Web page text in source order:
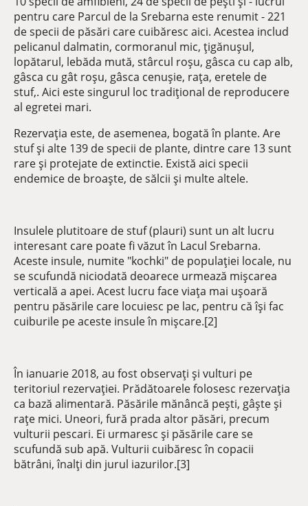
pentru care Parcul de la Srebarna este renumit - 221
de specii de păsări care cuibăresc aici. Acestea includ
pelicanul dalmatin, cormoranul mic, țigănușul,
lopătarul, lebăda mută, stârcul roșu, gâsca cu cap alb,
gâsca cu gât roșu, gâsca cenușie, rața, eretele de
stuf,. Aici este singurul loc tradițional de reproducere
al egretei mari.
Rezervația este, de asemenea, bogată în plante. Are
stuf și alte 139 de specii de plante, dintre care 13 sunt
rare și protejate de extinctie. Există aici specii
endemice de broaște, de sălcii și multe altele.
Insulele plutitoare de stuf (plauri) sunt un alt lucru
interesant care poate fi văzut în Lacul Srebarna.
Aceste insule, numite "kochki" de populației locale, nu
se scufundă niciodată deoarece urmează mișcarea
verticală a apei. Acest lucru face viața mai ușoară
pentru păsările care locuiesc pe lac, pentru că își fac
cuiburile pe aceste insule în mișcare.[2]
În ianuarie 2018, au fost observați și vulturi pe
teritoriul rezervației. Prădătoarele folosesc rezervația
ca bază alimentară. Păsările mănâncă pești, gâște și
rațe mici. Uneori, fură prada altor păsări, precum
vulturii pescari. Ei urmaresc și păsările care se
scufundă sub apă. Vulturii cuibăresc în copacii
bătrâni, înalți din jurul iazurilor.[3]